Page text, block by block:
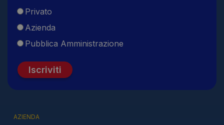
Privato
Azienda
Pubblica Amministrazione
Iscriviti
AZIENDA